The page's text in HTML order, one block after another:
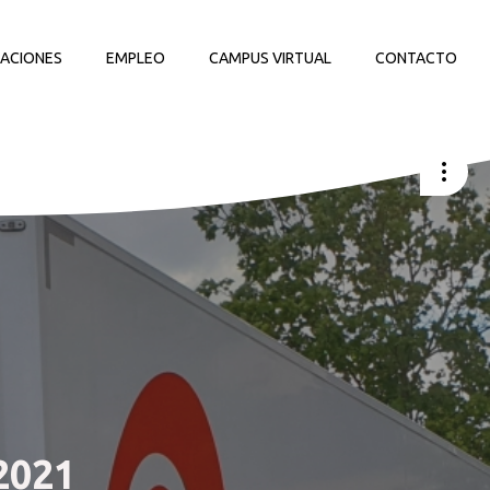
EMPLEO CAMPUS VIRTUAL CONTACTO